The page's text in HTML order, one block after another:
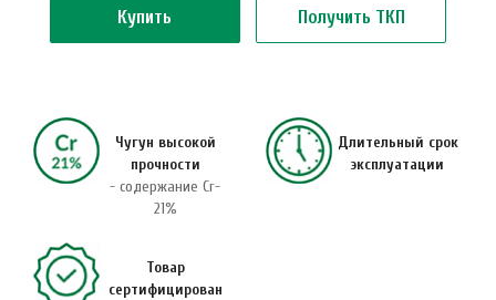
Купить Получить ТКП
Чугун высокой
прочности
- содержание Cr-
21%
Длительный срок
эксплуатации
Товар
сертифицирован